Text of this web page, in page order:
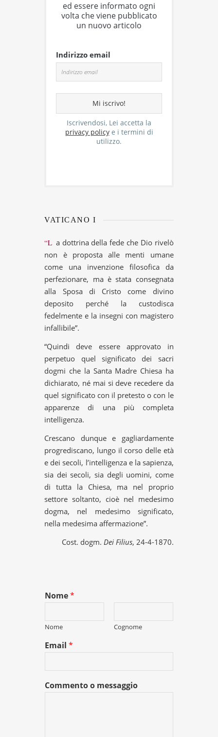
ed essere informato ogni
volta che viene pubblicato
un nuovo articolo
Indirizzo email
Iscrivendosi, Lei accetta la
privacy policye i termini di
utilizzo.
VATICANO I
“La dottrina della fede che Dio rivelò
non è proposta alle menti umane
come una invenzione filosofica da
perfezionare, ma è stata consegnata
alla Sposa di Cristo come divino
deposito perché la custodisca
fedelmente e la insegni con magistero
infallibile”.
“Quindi deve essere approvato in
perpetuo quel significato dei sacri
dogmi che la Santa Madre Chiesa ha
dichiarato, né mai si deve recedere da
quel significato con il pretesto o con le
apparenze di una più completa
intelligenza.
Crescano dunque e gagliardamente
progrediscano, lungo il corso delle età
e dei secoli, l’intelligenza e la sapienza,
sia dei secoli, sia degli uomini, come
di tutta la Chiesa, ma nel proprio
settore soltanto, cioè nel medesimo
dogma, nel medesimo significato,
nella medesima affermazione”.
Cost. dogm. Dei Filius, 24-4-1870.
Nome*
Nome Cognome
Email*
Commento o messaggio